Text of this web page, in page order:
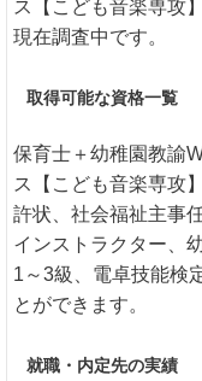
ス【こども音楽専攻
現在調査中です。
取得可能な資格一覧
保育士＋幼稚園教諭
ス【こども音楽専攻
許状、社会福祉主事
インストラクター、
1～3級、電卓技能検
とができます。
就職・内定先の実績